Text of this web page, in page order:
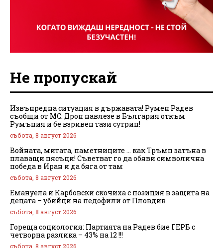
Не пропускай
Извънредна ситуация в държавата! Румен Радев
съобщи от МС: Дрон навлезе в България откъм
Румъния и бе взривен тази сутрин!
събота, 8 август 2026
Войната, митата, паметниците … как Тръмп затъна в
плаващи пясъци! Съветват го да обяви символична
победа в Иран и да бяга от там
събота, 8 август 2026
Емануела и Карбовски скочиха с позиция в защита на
децата – убийци на педофили от Пловдив
събота, 8 август 2026
Гореща социология: Партията на Радев бие ГЕРБ с
четворна разлика – 43% на 12 !!!
събота, 8 август 2026